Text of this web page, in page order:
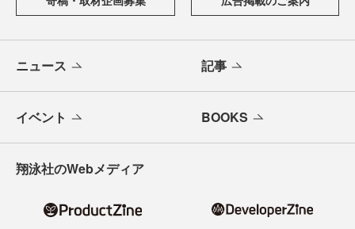
ニュース 記事
イベント BOOKS
翔泳社のWebメディア